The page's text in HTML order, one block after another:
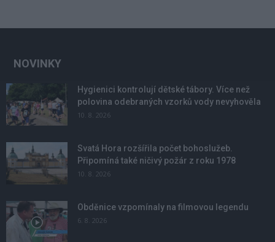
NOVINKY
Hygienici kontrolují dětské tábory. Více než
polovina odebraných vzorků vody nevyhověla
10. 8. 2026
Svatá Hora rozšířila počet bohoslužeb.
Připomíná také ničivý požár z roku 1978
10. 8. 2026
Obděnice vzpomínaly na filmovou legendu
6. 8. 2026